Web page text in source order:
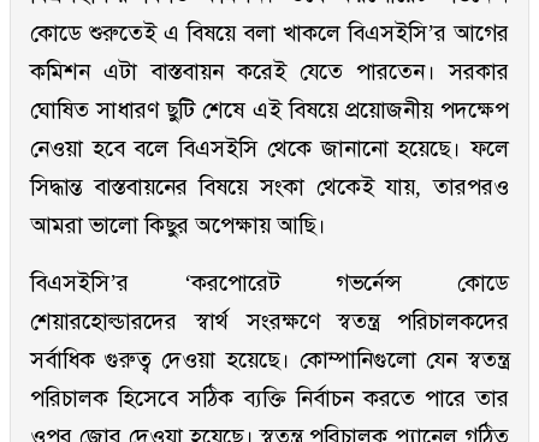
কোডে শুরুতেই এ বিষয়ে বলা খাকলে বিএসইসি’র আগের
কমিশন এটা বাস্তবায়ন করেই যেতে পারতেন। সরকার
ঘোষিত সাধারণ ছুটি শেষে এই বিষয়ে প্রয়োজনীয় পদক্ষেপ
নেওয়া হবে বলে বিএসইসি থেকে জানানো হয়েছে। ফলে
সিদ্ধান্ত বাস্তবায়নের বিষয়ে সংকা থেকেই যায়, তারপরও
আমরা ভালো কিছুর অপেক্ষায় আছি।
বিএসইসি’র ‘করপোরেট গভর্নেন্স কোডে
শেয়ারহোল্ডারদের স্বার্থ সংরক্ষণে স্বতন্ত্র পরিচালকদের
সর্বাধিক গুরুত্ব দেওয়া হয়েছে। কোম্পানিগুলো যেন স্বতন্ত্র
পরিচালক হিসেবে সঠিক ব্যক্তি নির্বাচন করতে পারে তার